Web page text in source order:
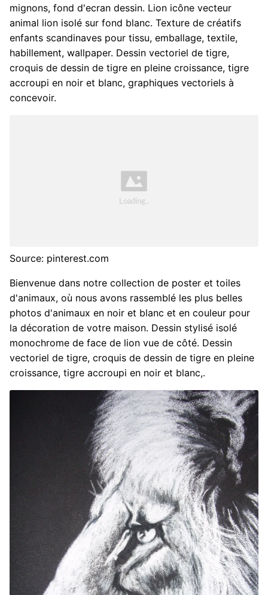
mignons, fond d'ecran dessin. Lion icône vecteur
animal lion isolé sur fond blanc. Texture de créatifs
enfants scandinaves pour tissu, emballage, textile,
habillement, wallpaper. Dessin vectoriel de tigre,
croquis de dessin de tigre en pleine croissance, tigre
accroupi en noir et blanc, graphiques vectoriels à
concevoir.
Source: pinterest.com
Bienvenue dans notre collection de poster et toiles
d'animaux, où nous avons rassemblé les plus belles
photos d'animaux en noir et blanc et en couleur pour
la décoration de votre maison. Dessin stylisé isolé
monochrome de face de lion vue de côté. Dessin
vectoriel de tigre, croquis de dessin de tigre en pleine
croissance, tigre accroupi en noir et blanc,.